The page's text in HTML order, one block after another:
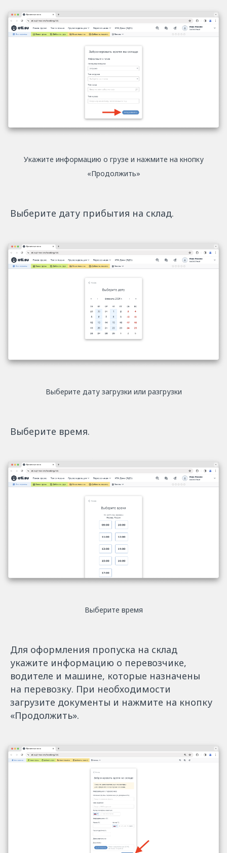
Укажите информацию о грузе и нажмите на кнопку
«Продолжить»
Выберите дату прибытия на склад.
Выберите дату загрузки или разгрузки
Выберите время.
Выберите время
Для оформления пропуска на склад
укажите информацию о перевозчике,
водителе и машине, которые назначены
на перевозку. При необходимости
загрузите документы и нажмите на кнопку
«Продолжить».